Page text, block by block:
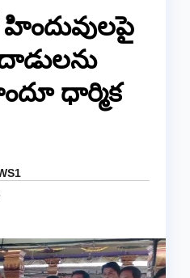
దాడులను
ధార్మిక